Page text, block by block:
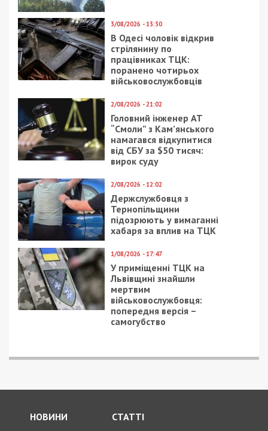
3/08/2026 - 13:30
В Одесі чоловік відкрив
стрілянину по
працівниках ТЦК:
поранено чотирьох
військовослужбовців
2/08/2026 - 21:02
Головний інженер АТ
“Смоли” з Кам’янського
намагався відкупитися
від СБУ за $50 тисяч:
вирок суду
2/08/2026 - 12:02
Держслужбовця з
Тернопільщини
підозрюють у вимаганні
хабаря за вплив на ТЦК
1/08/2026 - 17:47
У приміщенні ТЦК на
Львівщині знайшли
мертвим
військовослужбовця:
попередня версія –
самогубство
НОВИНИ СТАТТІ